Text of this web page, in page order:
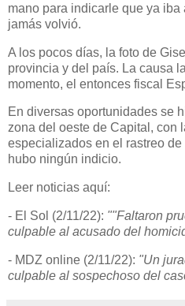
mano para indicarle que ya iba
jamás volvió.
A los pocos días, la foto de
provincia y del país. La causa
momento, el entonces fiscal
En diversas oportunidades se
zona del oeste de Capital, con
especializados en el rastreo
hubo ningún indicio.
Leer noticias aquí:
- El Sol (2/11/22): ""Faltaron
culpable al acusado del
- MDZ online (2/11/22): "Un
culpable al sospechoso del